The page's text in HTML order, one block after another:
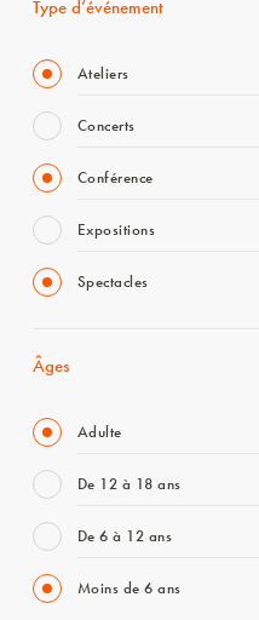
Type d’événement
Ateliers
Concerts
Conférence
Expositions
Spectacles
Âges
Adulte
De 12 à 18 ans
De 6 à 12 ans
Moins de 6 ans